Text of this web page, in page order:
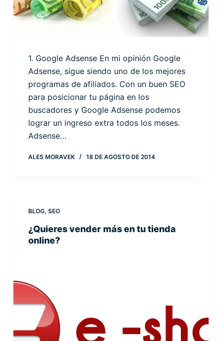
1. Google Adsense En mi opinión Google
Adsense, sigue siendo uno de los mejores
programas de afiliados. Con un buen SEO
para posicionar tu página en los
buscadores y Google Adsense podemos
lograr un ingreso extra todos los meses.
Adsense…
ALES MORAVEK 18 DE AGOSTO DE 2014
BLOG, SEO
¿Quieres vender más en tu tienda
online?